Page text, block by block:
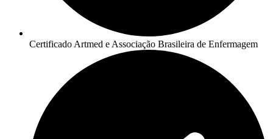
Certificado Artmed e Associação Brasileira de Enfermagem